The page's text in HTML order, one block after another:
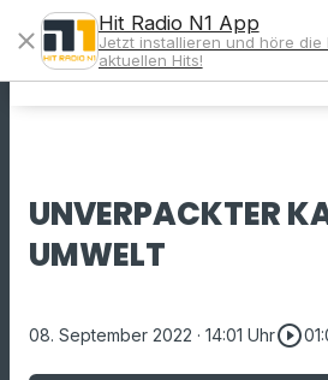
UNVERPACKTER
UMWELT
08. September 2022 · 14:01 Uhrplay_circle_outline
close
Hit Radio N1 App
Jetzt installieren und höre die
aktuellen Hits!